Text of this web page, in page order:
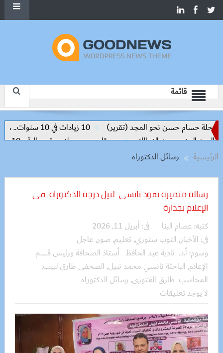
قائمة
حسام حسن نحو المجد (تقرير)
10 زيادات في 10 سنوات.. هل حان الوقت لرفع دعم البنزين نهائيا؟
رسميًا.. محمد صلاح يرتدي الرقم 10 مع طرابزون سبور ويبعث أول رسالة للجماهير
الرئيسية
رسائل الدكتوراه
رسالة متميزة تقود نانسى لنيل درجة الدكتوراه فى
الإعلام بجدارة
كتبه: عصام البنا فى: أبريل 11, 2026
فى: الأخبار, التوب ستوري,تعليم, صور, عاجل
وسوم: أ.د. نادية عبد الحافظ أستاذ الصحافة ورئيس قسم
الإعلام, الباحثة نانسي محمد نبيل, الصحفى طارق لبيب,
المحاسب طارق الغتورى, رسائل الدكتوراه
لا يوجد تعليقات